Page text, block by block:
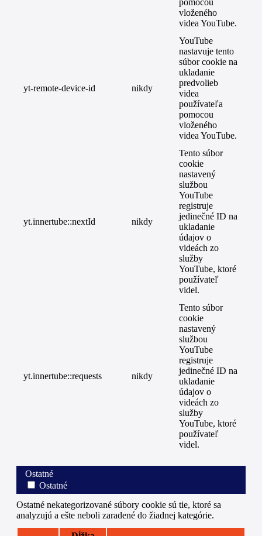
vloženého
videa YouTube.
yt-remote-device-id nikdy
YouTube
nastavuje tento
súbor cookie na
ukladanie
predvolieb
videa
používateľa
pomocou
vloženého
videa YouTube.
yt.innertube::nextId nikdy
Tento súbor
cookie
nastavený
službou
YouTube
registruje
jedinečné ID na
ukladanie
údajov o
videách zo
služby
YouTube, ktoré
používateľ
videl.
yt.innertube::requests nikdy
Tento súbor
cookie
nastavený
službou
YouTube
registruje
jedinečné ID na
ukladanie
údajov o
videách zo
služby
YouTube, ktoré
používateľ
videl.
Ostatné
Ostatné
Ostatné nekategorizované súbory cookie sú tie, ktoré sa
analyzujú a ešte neboli zaradené do žiadnej kategórie.